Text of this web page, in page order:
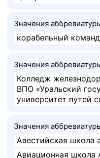
Значения
корабельный
Значения
Колледж
ВПО «Уральский
университет путей
Значения
Авестийская школа
Авиационная школа